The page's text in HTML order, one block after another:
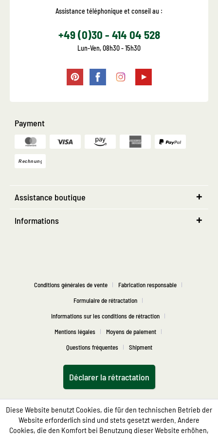
Assistance téléphonique et conseil au :
+49 (0)30 - 414 04 528
Lun-Ven, 08h30 - 15h30
Payment
Assistance boutique
Informations
Conditions générales de vente
Fabrication responsable
Formulaire de rétractation
Informations sur les conditions de rétraction
Mentions légales
Moyens de paiement
Questions fréquentes
Shipment
Déclarer la rétractation
Diese Website benutzt Cookies, die für den technischen Betrieb der
Website erforderlich sind und stets gesetzt werden. Andere
Cookies, die den Komfort bei Benutzung dieser Website erhöhen,